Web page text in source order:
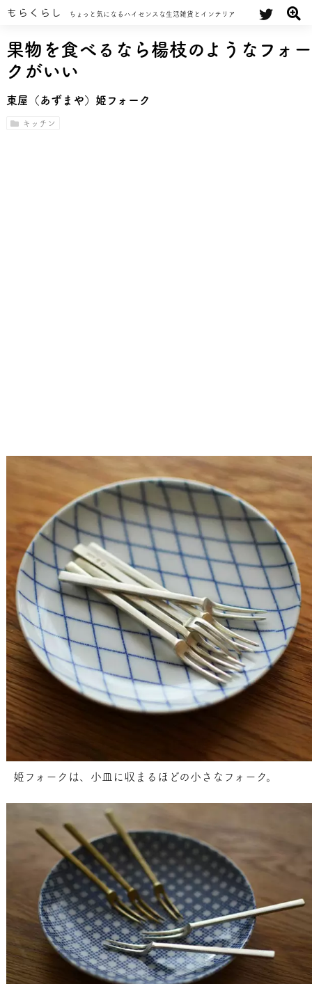
もらくらし ちょっと気になるハイセンスな生活雑貨とインテリア
果物を食べるなら楊枝のようなフォー
クがいい
東屋（あずまや）姫フォーク
キッチン
姫フォークは、小皿に収まるほどの小さなフォーク。